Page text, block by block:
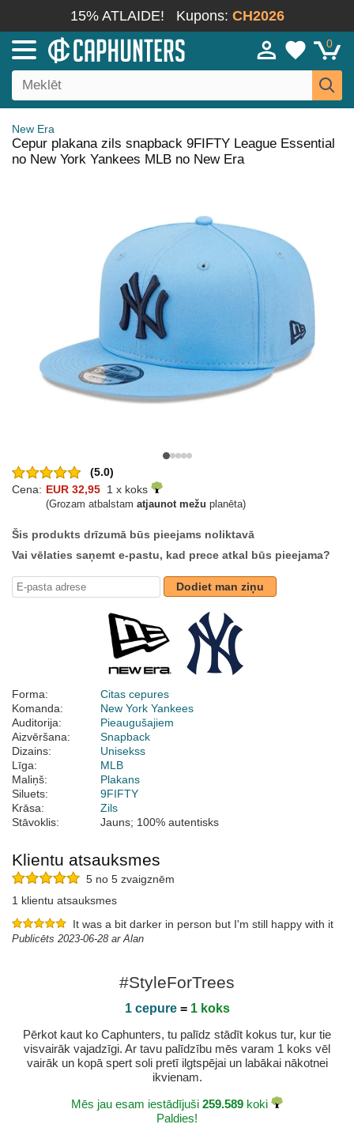
15% ATLAIDE! Kupons: CH2026
0
New Era
Cepur plakana zils snapback 9FIFTY League Essential
no New York Yankees MLB no New Era
(5.0)
Cena: EUR 32,95 1 x koks
(Grozam atbalstam atjaunot mežu planēta)
Šis produkts drīzumā būs pieejams noliktavā
Vai vēlaties saņemt e-pastu, kad prece atkal būs pieejama?
Dodiet man ziņu
Forma:
Citas cepures
Komanda:
New York Yankees
Auditorija:
Pieaugušajiem
Aizvēršana:
Snapback
Dizains:
Unisekss
Līga:
MLB
Maliņš:
Plakans
Siluets:
9FIFTY
Krāsa:
Zils
Stāvoklis:
Jauns; 100% autentisks
Klientu atsauksmes
5 no 5 zvaigznēm
1 klientu atsauksmes
It was a bit darker in person but I'm still happy with it
Publicēts 2023-06-28 ar Alan
#StyleForTrees
1 cepure= 1 koks
Pērkot kaut ko Caphunters, tu palīdz stādīt kokus tur, kur tie
visvairāk vajadzīgi. Ar tavu palīdzību mēs varam 1 koks vēl
vairāk un kopā spert soli pretī ilgtspējai un labākai nākotnei
ikvienam.
Mēs jau esam iestādījuši 259.589 koki
Paldies!